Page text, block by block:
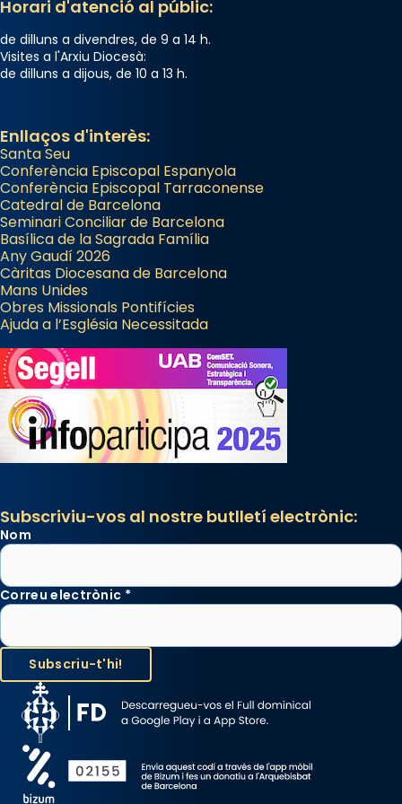
Horari d'atenció al públic:
de dilluns a divendres, de 9 a 14 h.
Visites a l'Arxiu Diocesà:
de dilluns a dijous, de 10 a 13 h.
Enllaços d'interès:
Santa Seu
Conferència Episcopal Espanyola
Conferència Episcopal Tarraconense
Catedral de Barcelona
Seminari Conciliar de Barcelona
Basílica de la Sagrada Família
Any Gaudí 2026
Càritas Diocesana de Barcelona
Mans Unides
Obres Missionals Pontifícies
Ajuda a l’Església Necessitada
Subscriviu-vos al nostre butlletí electrònic:
Nom
Correu electrònic *